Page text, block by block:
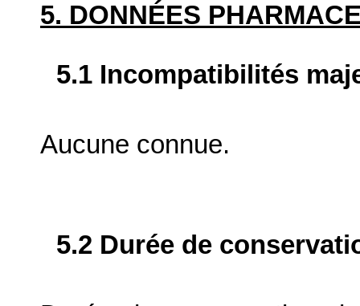
5. DONNÉES
5.1 Incompatibilités
Aucune connue.
5.2 Durée de